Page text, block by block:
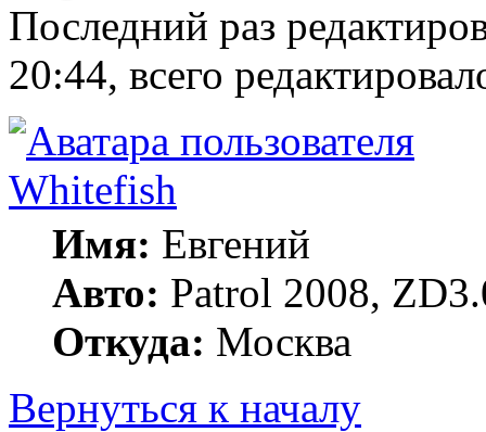
Последний раз
20:44, всего
Whitefish
Имя: Евгений
Авто: Patrol 2008,
Откуда: Москва
Вернуться к началу